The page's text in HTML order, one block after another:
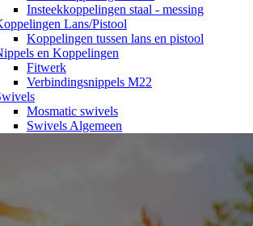
Insteekkoppelingen staal - messing
Lans/Pistool
Koppelingen tussen lans en pistool
en Koppelingen
Fitwerk
Verbindingsnippels M22
Mosmatic swivels
Swivels Algemeen